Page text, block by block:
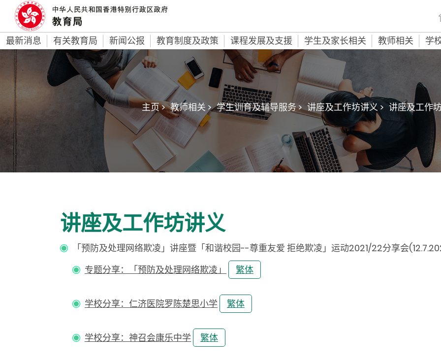
最新消息 有关教育局 新闻公报 教育制度及政策 课程发展及支援 学生及家长相关 教师相关 学
主页 > 教师相关 > 学生训育及辅导服务 > 讲座及工作坊讲义 > 讲座及工作
讲座及工作坊讲义
「预防及处理网络欺凌」讲座暨「和谐校园--尊重友爱 拒绝欺凌」运动2021/22分享会
专题分享：「预防及处理网络欺凌」
繁体
学校分享：仁济医院罗陈楚思小学 繁体
学校分享：神召会康乐中学 繁体